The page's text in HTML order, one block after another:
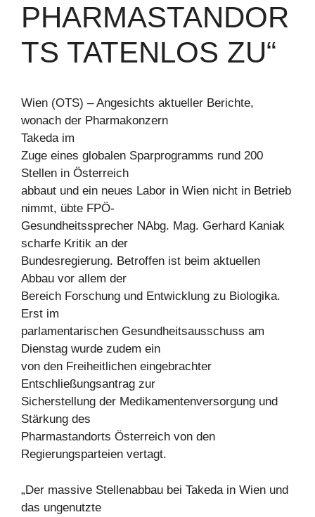
PHARMASTANDOR
TS TATENLOS ZU“
Wien (OTS) – Angesichts aktueller Berichte,
wonach der Pharmakonzern
Takeda im
Zuge eines globalen Sparprogramms rund 200
Stellen in Österreich
abbaut und ein neues Labor in Wien nicht in Betrieb
nimmt, übte FPÖ-
Gesundheitssprecher NAbg. Mag. Gerhard Kaniak
scharfe Kritik an der
Bundesregierung. Betroffen ist beim aktuellen
Abbau vor allem der
Bereich Forschung und Entwicklung zu Biologika.
Erst im
parlamentarischen Gesundheitsausschuss am
Dienstag wurde zudem ein
von den Freiheitlichen eingebrachter
Entschließungsantrag zur
Sicherstellung der Medikamentenversorgung und
Stärkung des
Pharmastandorts Österreich von den
Regierungsparteien vertagt.
„Der massive Stellenabbau bei Takeda in Wien und
das ungenutzte